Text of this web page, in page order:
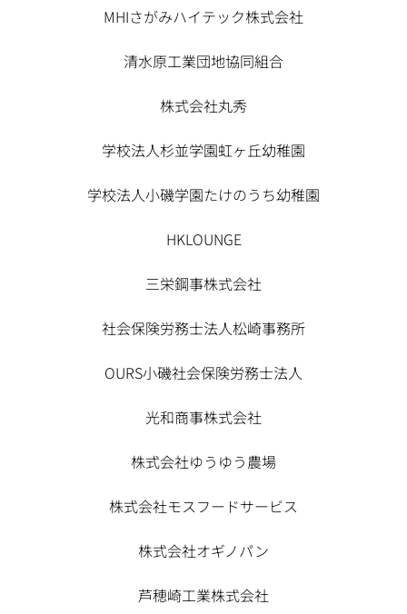
MHIさがみハイテック株式会社
清水原工業団地協同組合
株式会社丸秀
学校法人杉並学園虹ヶ丘幼稚園
学校法人小磯学園たけのうち幼稚園
HKLOUNGE
三栄鋼事株式会社
社会保険労務士法人松崎事務所
OURS小磯社会保険労務士法人
光和商事株式会社
株式会社ゆうゆう農場
株式会社モスフードサービス
株式会社オギノパン
芦穂崎工業株式会社